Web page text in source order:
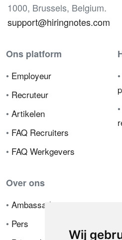
Wij
1000, Brussels, Belgium.
support@hiringnotes.com
Ons platform
• Employeur
• Recruteur
• Artikelen
• FAQ Recruiters
• FAQ Werkgevers
•
•
Over ons
• Ambassador
• Pers